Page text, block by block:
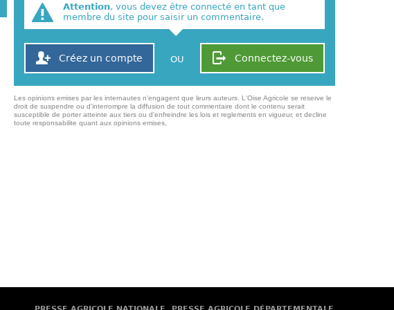
Attention, vous devez être connecté en tant que
membre du site pour saisir un commentaire.
Connectez-vous
Créez un compte OU
Les opinions emises par les internautes n'engagent que leurs auteurs. L'Oise Agricole se reserve le
droit de suspendre ou d'interrompre la diffusion de tout commentaire dont le contenu serait
susceptible de porter atteinte aux tiers ou d'enfreindre les lois et reglements en vigueur, et decline
toute responsabilite quant aux opinions emises,